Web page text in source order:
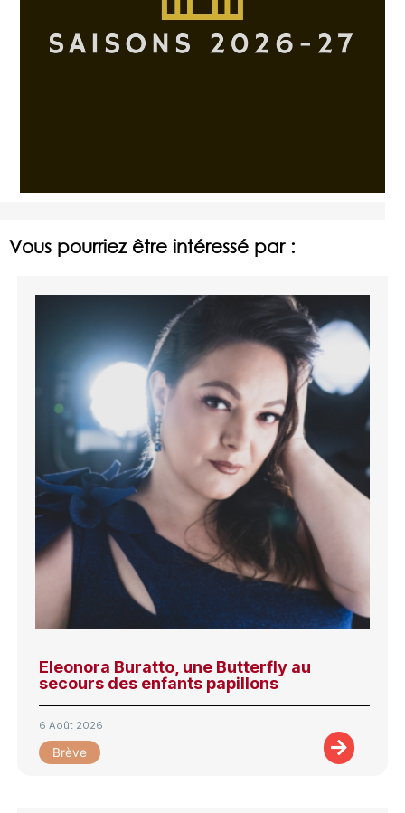
Vous pourriez être intéressé par :
Eleonora Buratto, une Butterfly au
secours des enfants papillons
6 Août 2026
Brève